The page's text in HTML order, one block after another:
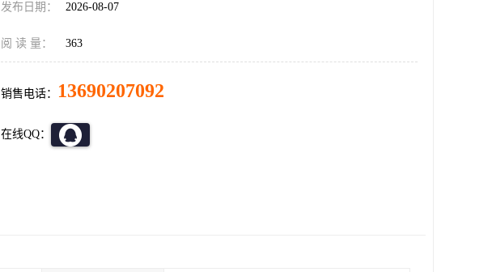
发布日期： 2026-08-07
阅 读 量： 363
销售电话： 13690207092
在线QQ：